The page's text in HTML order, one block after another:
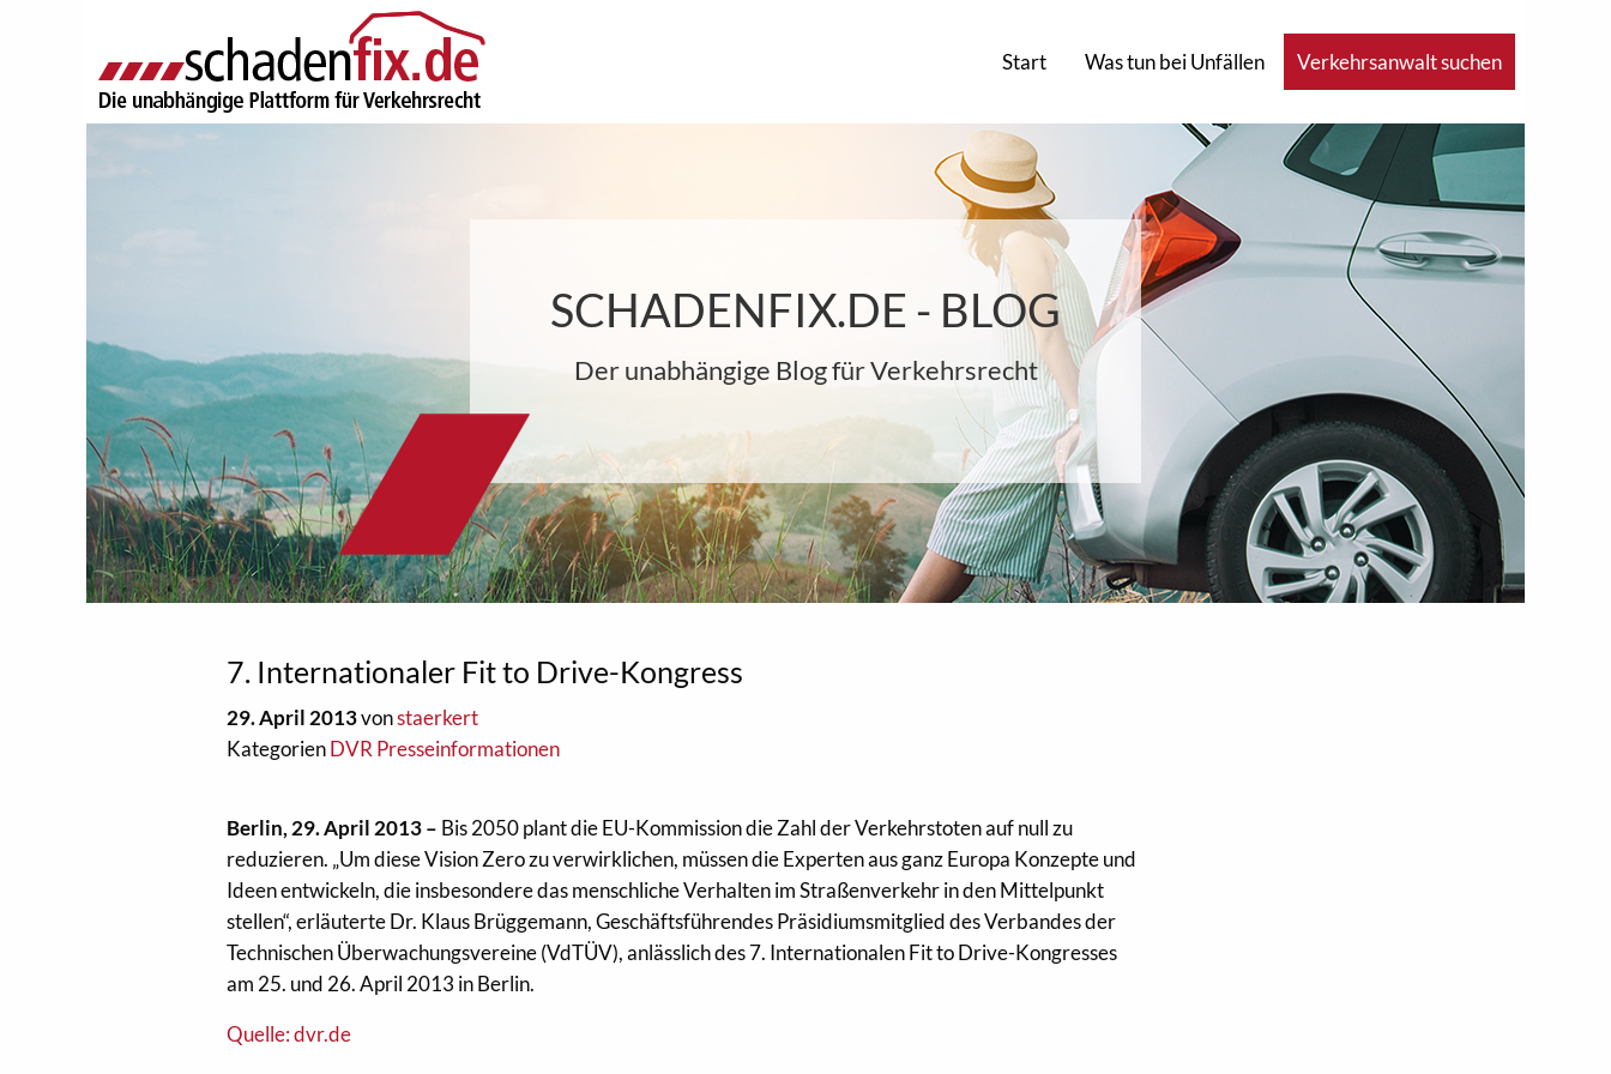
Start Was tun bei Unfällen Verkehrsanwalt suchen
SCHADENFIX.DE - BLOG
Der unabhängige Blog für Verkehrsrecht
7. Internationaler Fit to Drive-Kongress
29. April 2013vonstaerkert
KategorienDVR Presseinformationen
Berlin, 29. April 2013 – Bis 2050 plant die EU-Kommission die Zahl der Verkehrstoten auf null zu
reduzieren. „Um diese Vision Zero zu verwirklichen, müssen die Experten aus ganz Europa Konzepte und
Ideen entwickeln, die insbesondere das menschliche Verhalten im Straßenverkehr in den Mittelpunkt
stellen“, erläuterte Dr. Klaus Brüggemann, Geschäftsführendes Präsidiumsmitglied des Verbandes der
Technischen Überwachungsvereine (VdTÜV), anlässlich des 7. Internationalen Fit to Drive-Kongresses
am 25. und 26. April 2013 in Berlin.
Quelle: dvr.de